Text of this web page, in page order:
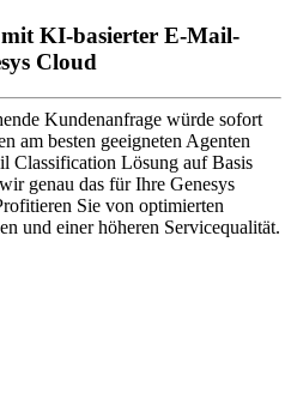
mit KI-basierter E-Mail-
Cloud
Kundenanfrage würde sofort
am besten geeigneten Agenten
Classification Lösung auf Basis
genau das für Ihre Genesys
Sie von optimierten
und einer höheren Servicequalität.